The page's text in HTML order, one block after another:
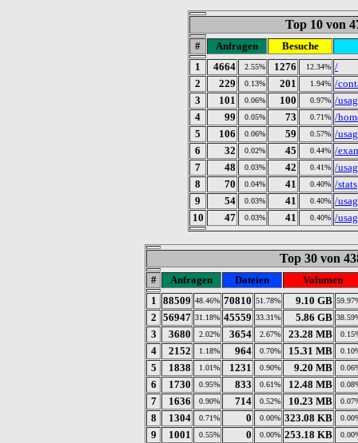
Top 10 von
# Anfragen
Besuche
1
4664 2.55% 1276 12.34% /
2
229 0.13% 201 1.94% /
3
101 0.06% 100 0.97% /
4
99 0.05% 73 0.71% /
5
106 0.06% 59 0.57% /
6
32 0.02% 45 0.44% /
7
48 0.03% 42 0.41% /
8
70 0.04% 41 0.40% /stats
9
54 0.03% 41 0.40% /
10
47 0.03% 41 0.40% /
Top 30 von
# Anfragen Dateien
Volumen
1
88509 48.46% 70810 51.78% 9.10 GB
2 56947 31.18% 45559 33.31% 5.86 GB
3 3680 2.02% 3654 2.67% 23.28 MB
4 2152 1.18% 964 0.70% 15.31 MB
5 1838 1.01% 1231 0.90% 9.20 MB
6 1730 0.95% 833 0.61% 12.48 MB
7 1636 0.90% 714 0.52% 10.23 MB
8 1304 0.71% 0 0.00% 323.08 KB
9 1001 0.55% 0 0.00% 253.18 KB